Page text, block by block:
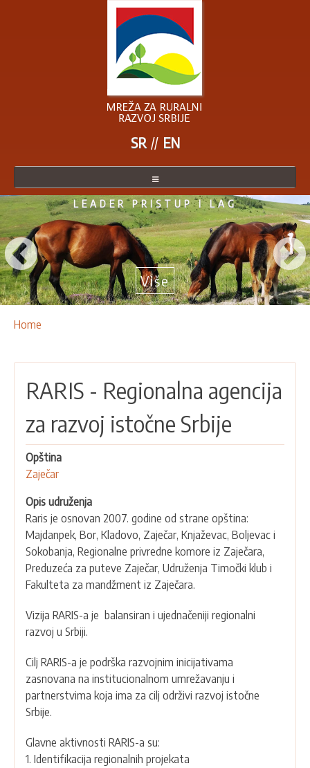
O MREŽI
ČLANICE MREŽE
POSTANITE ČLANICA
AKTUELNO
NAŠE AKTIVNOSTI
EU INTEGRACIJA
RURALNI RAZVOJ
UMREŽAVANJE
PARTNERI
KONTAKTI
SR EN
LEADER PRISTUP I LAG
Više
Breadcrumbs
You
Home
RARIS - Regionalna agencija
za razvoj istočne Srbije
Opština
Zaječar
Opis udruženja
Raris je osnovan 2007. godine od strane opština:
Majdanpek, Bor, Kladovo, Zaječar, Knjaževac, Boljevac i
Sokobanja, Regionalne privredne komore iz Zaječara,
Preduzeća za puteve Zaječar, Udruženja Timočki klub i
Fakulteta za mandžment iz Zaječara.
Vizija RARIS-a je balansiran i ujednačeniji regionalni
razvoj u Srbiji.
Cilj RARIS-a je podrška razvojnim inicijativama
zasnovana na institucionalnom umrežavanju i
partnerstvima koja ima za cilj održivi razvoj istočne
Srbije.
Glavne aktivnosti RARIS-a su:
1. Identifikacija regionalnih projekata